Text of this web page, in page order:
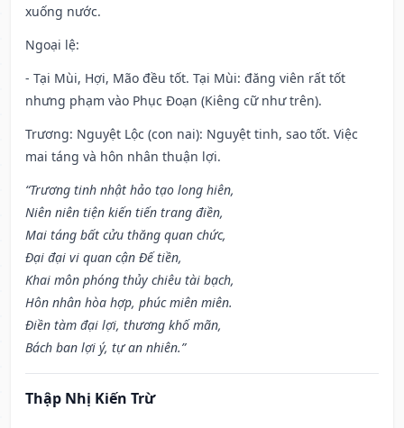
xuống nước.
Ngoại lệ:
- Tại Mùi, Hợi, Mão đều tốt. Tại Mùi: đăng viên rất tốt
nhưng phạm vào Phục Đoạn (Kiêng cữ như trên).
Trương: Nguyệt Lộc (con nai): Nguyệt tinh, sao tốt. Việc
mai táng và hôn nhân thuận lợi.
“Trương tinh nhật hảo tạo long hiên,
Niên niên tiện kiến tiến trang điền,
Mai táng bất cửu thăng quan chức,
Đại đại vi quan cận Đế tiền,
Khai môn phóng thủy chiêu tài bạch,
Hôn nhân hòa hợp, phúc miên miên.
Điền tàm đại lợi, thương khố mãn,
Bách ban lợi ý, tự an nhiên.”
Thập Nhị Kiến Trừ